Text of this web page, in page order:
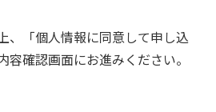
、「個人情報に同意して申し込
容確認画面にお進みください。